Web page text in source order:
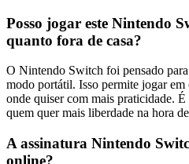
Posso jogar este Nintendo
quanto fora de casa?
O Nintendo Switch foi pensado
modo portátil. Isso permite jogar em
onde quiser com mais praticidade.
quem quer mais liberdade na hora
A assinatura Nintendo
online?